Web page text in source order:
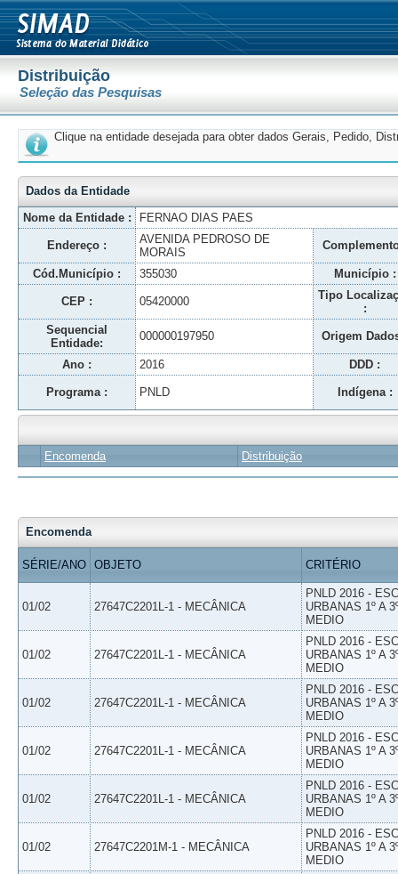
Distribuição
Seleção das Pesquisas
Clique na entidade desejada para obter dados Gerais, Pedido,
Dados da Entidade
Nome da Entidade :
FERNAO DIAS PAES
Endereço :
AVENIDA PEDROSO DE
MORAIS
Cód.Município : 355030 Município :
CEP : 05420000
Tipo
:
Sequencial
Entidade:
000000197950 Origem
Ano : 2016 DDD :
Programa : PNLD Indígena :
Encomenda Distribuição
Encomenda
SÉRIE/ANO OBJETO CRITÉRIO
01/02 27647C2201L-1 - MECÂNICA
PNLD 2016 -
URBANAS 1º A
MEDIO
01/02 27647C2201L-1 - MECÂNICA
PNLD 2016 -
URBANAS 1º A
MEDIO
01/02 27647C2201L-1 - MECÂNICA
PNLD 2016 -
URBANAS 1º A
MEDIO
01/02 27647C2201L-1 - MECÂNICA
PNLD 2016 -
URBANAS 1º A
MEDIO
01/02 27647C2201L-1 - MECÂNICA
PNLD 2016 -
URBANAS 1º A
MEDIO
01/02 27647C2201M-1 - MECÂNICA
PNLD 2016 -
URBANAS 1º A
MEDIO